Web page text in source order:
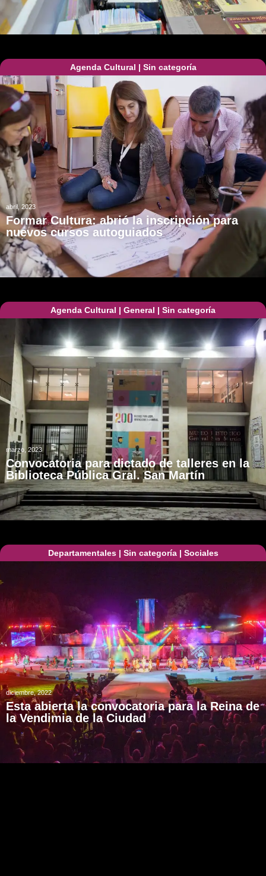
Agenda Cultural | Sin categoría
abril, 2023
Formar Cultura: abrió la inscripción para
nuevos cursos autoguiados
Agenda Cultural | General | Sin categoría
marzo, 2023
Convocatoria para dictado de talleres en la
Biblioteca Pública Gral. San Martín
Departamentales| Sin categoría| Sociales
diciembre, 2022
Esta abierta la convocatoria para la Reina de
la Vendimia de la Ciudad